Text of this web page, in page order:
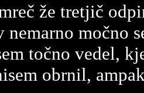
že tretjič
nemarno močno
točno vedel,
obrnil,